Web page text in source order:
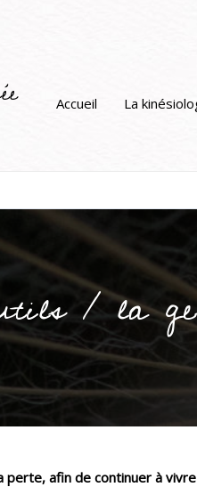
Accueil La
/ la
perte, afin de continuer à